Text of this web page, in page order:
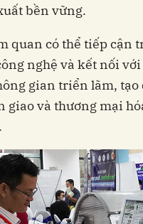
bền vững.
quan có thể tiếp cận
nghệ và kết nối
gian triển lãm,
giao và thương mại